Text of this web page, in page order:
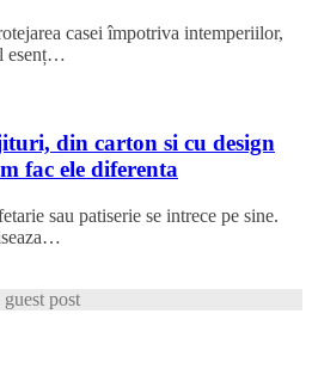
casei împotriva intemperiilor,
esenț…
din carton si cu design
fac ele diferenta
sau patiserie se intrece pe sine.
post